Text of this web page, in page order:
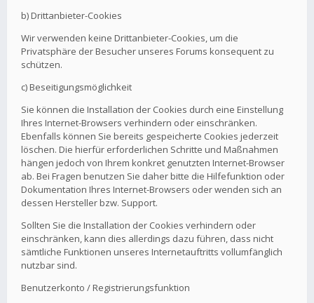
b) Drittanbieter-Cookies
Wir verwenden keine Drittanbieter-Cookies, um die
Privatsphäre der Besucher unseres Forums konsequent zu
schützen.
c) Beseitigungsmöglichkeit
Sie können die Installation der Cookies durch eine Einstellung
Ihres Internet-Browsers verhindern oder einschränken.
Ebenfalls können Sie bereits gespeicherte Cookies jederzeit
löschen. Die hierfür erforderlichen Schritte und Maßnahmen
hängen jedoch von Ihrem konkret genutzten Internet-Browser
ab. Bei Fragen benutzen Sie daher bitte die Hilfefunktion oder
Dokumentation Ihres Internet-Browsers oder wenden sich an
dessen Hersteller bzw. Support.
Sollten Sie die Installation der Cookies verhindern oder
einschränken, kann dies allerdings dazu führen, dass nicht
sämtliche Funktionen unseres Internetauftritts vollumfänglich
nutzbar sind.
Benutzerkonto / Registrierungsfunktion